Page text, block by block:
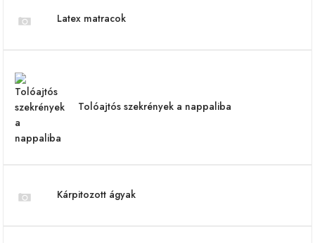
Latex matracok
Tolóajtós szekrények a nappaliba
Kárpitozott ágyak